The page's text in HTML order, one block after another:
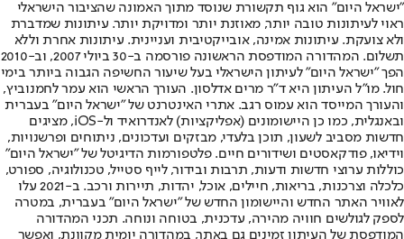
"ישראל היום" הוא גוף תקשורת שנוסד מתוך האמונה שהציבור הישראלי
ראוי לעיתונות טובה יותר, מאוזנת יותר ומדויקת יותר. עיתונות שמדברת
ולא צועקת. עיתונות אמינה, אובייקטיבית ועניינית. עיתונות אחרת וללא
תשלום. המהדורה המודפסת הראשונה פורסמה ב-30 ביולי 2007, וב-2010
הפך "ישראל היום" לעיתון הישראלי בעל שיעור החשיפה הגבוה ביותר בימי
חול. מו"ל העיתון היא ד"ר מרים אדלסון. העורך הראשי הוא עמר לחמנוביץ,
והעורך המייסד הוא עמוס רגב. אתרי האינטרנט של "ישראל היום" בעברית
ובאנגלית, כמו כן היישומונים (אפליקציות) לאנדרואיד ול-iOS, מציגים
חדשות מסביב לשעון, תוכן בלעדי, מבזקים ועדכונים, ניתוחים ופרשנויות,
וידיאו, פודקאסטים ושידורים חיים. פלטפורמות הדיגיטל של "ישראל היום"
כוללות ערוצי חדשות ודעות, תרבות ובידור, לייף סטייל, טכנולוגיה, ספורט,
כלכלה וצרכנות, בריאות, חיילים, אוכל, יהדות, תיירות ורכב. ב-2021 עלו
לאוויר האתר החדש והיישומון החדש של "ישראל היום" בעברית, במטרה
לספק לגולשים חוויה מהירה, עדכנית, בטוחה ונוחה. תכני המהדורה
המודפסת של העיתון זמינים גם באתר, במהדורה יומית מקוונת, ואפשר